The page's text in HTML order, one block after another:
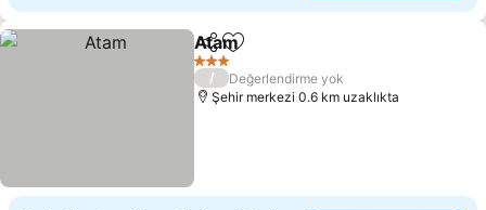
PaylaşFavorilerime ekle
Atam
3 Yıldız
/
Değerlendirme yok
Şehir merkezi 0.6 km uzaklıkta